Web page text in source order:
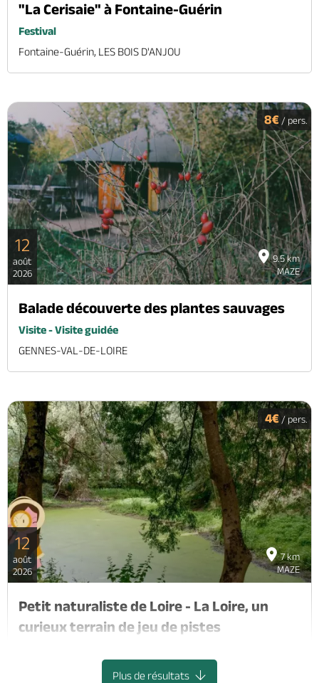
"La Cerisaie" à Fontaine-Guérin
Festival
Fontaine-Guérin, LES BOIS D'ANJOU
9.5 km
MAZE
8€ / pers.
12
août
2026
Balade découverte des plantes sauvages
Visite - Visite guidée
GENNES-VAL-DE-LOIRE
7 km
MAZE
4€ / pers.
12
août
2026
Petit naturaliste de Loire - La Loire, un
curieux terrain de jeu de pistes
Plus de résultats